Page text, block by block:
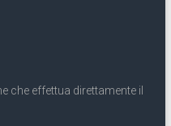
che effettua direttamente il